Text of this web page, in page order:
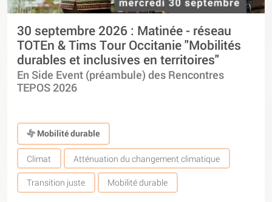
30 septembre 2026 : Matinée - réseau
TOTEn & Tims Tour Occitanie "Mobilités
durables et inclusives en territoires"
En Side Event (préambule) des Rencontres
TEPOS 2026
Mobilité durable
Climat Atténuation du changement climatique
Transition juste Mobilité durable